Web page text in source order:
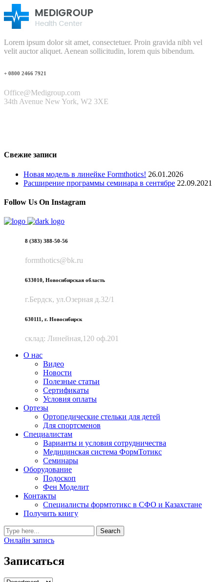
Lorem ipsum dolor sit amet, consectetuer. Proin gravida nibh vel
velit auctor aliquet. Aenean sollicitudin, lorem quis bibendum.
+ 0800 2466 7921
Office@Medigroup.com
34th Avenue New York, W2 3XE
Свежие записи
Новая модель в линейке Formthotics! 26.01.2026
Расширение программы семинара в сентябре 22.09.2021
Follow Us On Instagram
8 (383) 388-50-56
formthotics@bk.ru
633010, Новосибирская область
г.Бердск, ул.Озерная д.32/1
630111, г. Новосибирск
склад: Линейная,120 оф.201
О нас
Видео
Новости
Полезные статьи
Сертификаты
Условия оплаты
Ортезы
Ортопедические стельки для детей
Для спортсменов
Специалистам
Варианты и условия сотрудничества
Медицинская система ФормТотикс
Семинары
Оборудование
Подоскоп
Фен Моделит
Контакты
Специалисты формтотикс в СФО и Казахстане
Получить книгу
Онлайн запись
Записаться